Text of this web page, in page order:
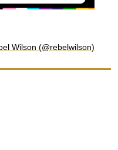
Wilson (@rebelwilson)